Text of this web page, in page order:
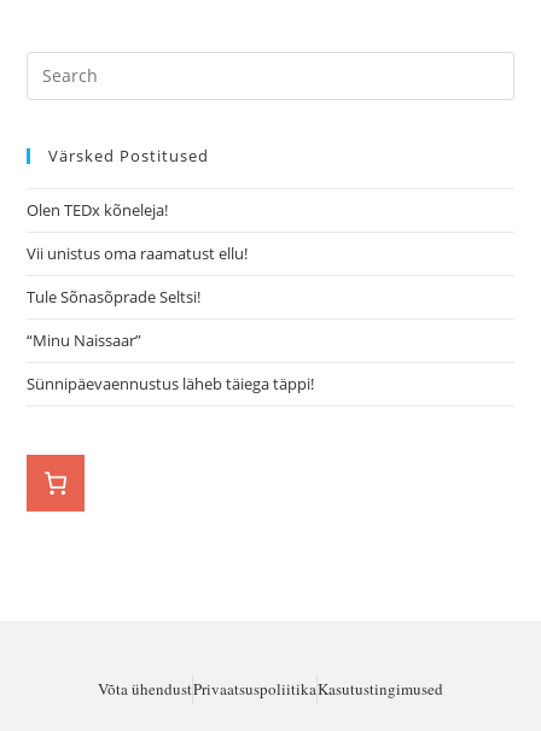
Värsked Postitused
Olen TEDx kõneleja!
Vii unistus oma raamatust ellu!
Tule Sõnasõprade Seltsi!
“Minu Naissaar”
Sünnipäevaennustus läheb täiega täppi!
Võta ühendustPrivaatsuspoliitikaKasutustingimused